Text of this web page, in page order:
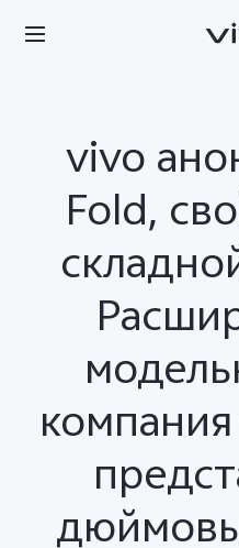
Kyrgyzstan |
vivo
Fold,